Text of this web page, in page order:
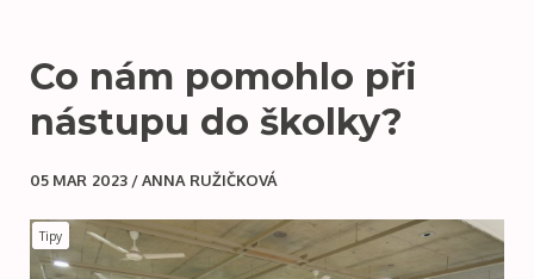
Co nám pomohlo při
nástupu do školky?
05 MAR 2023 / ANNA RUŽIČKOVÁ
Tipy